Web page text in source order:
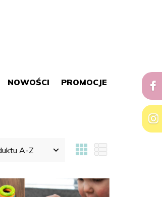
NOWOŚCI PROMOCJE
A-Z